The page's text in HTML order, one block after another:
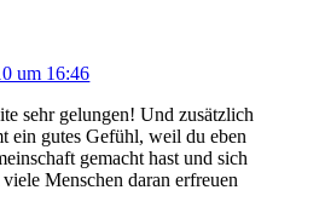
um 16:46
sehr gelungen! Und zusätzlich
ein gutes Gefühl, weil du eben
gemacht hast und sich
Menschen daran erfreuen